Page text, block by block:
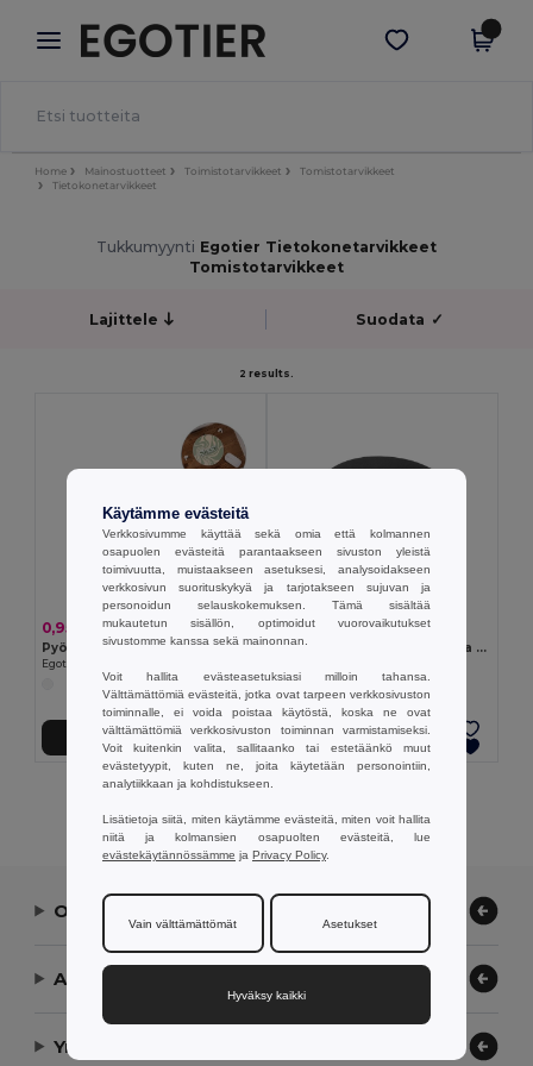
× Egotier-sovellus
Paremmat hinnat appissa!
Hae sovellus
Home Mainostuotteet Toimistotarvikkeet
Tomistotarvikkeet
Tietokonetarvikkeet
Tukkumyynti Egotier Tietokonetarvikkeet
Tomistotarvikkeet
Lajittele Suodata ✓
2 results.
0,95 €
Pyöreä hiirimatto kumipohjalla
Egotier 97149
Lisää Ostokoriin
2,30 €
Ergonominen hiirimatto, joka on suunniteltu pitkäaikaiseen käyttöön
Lisää Ostokoriin
Ota yhteyttä
Anna meidän auttaa
Yrityksemme
Käytämme evästeitä
Verkkosivumme käyttää sekä omia että kolmannen
osapuolen evästeitä parantaakseen sivuston yleistä
toimivuutta, muistaakseen asetuksesi, analysoidakseen
verkkosivun suorituskykyä ja tarjotakseen sujuvan ja
personoidun selauskokemuksen. Tämä sisältää
mukautetun sisällön, optimoidut vuorovaikutukset
sivustomme kanssa sekä mainonnan.
Voit hallita evästeasetuksiasi milloin tahansa.
Välttämättömiä evästeitä, jotka ovat tarpeen verkkosivuston
toiminnalle, ei voida poistaa käytöstä, koska ne ovat
välttämättömiä verkkosivuston toiminnan varmistamiseksi.
Voit kuitenkin valita, sallitaanko tai estetäänkö muut
evästetyypit, kuten ne, joita käytetään personointiin,
analytiikkaan ja kohdistukseen.
Lisätietoja siitä, miten käytämme evästeitä, miten voit hallita
niitä ja kolmansien osapuolten evästeitä, lue
evästekäytännössämme ja Privacy Policy.
Vain välttämättömät Asetukset
Hyväksy kaikki